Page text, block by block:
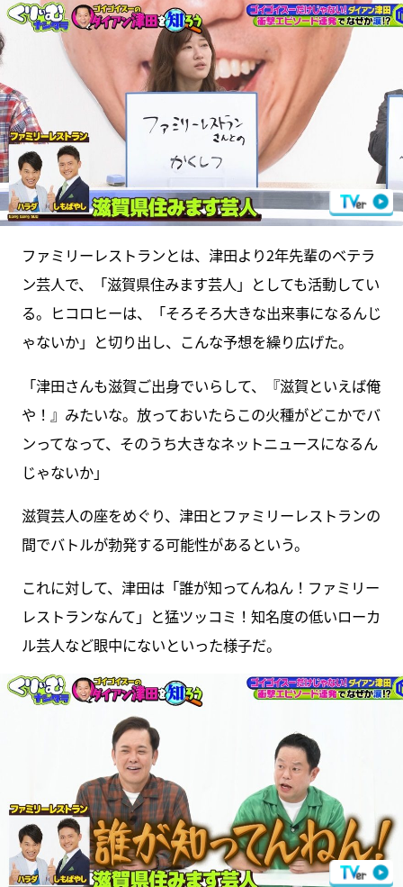
ファミリーレストランとは、津田より2年先輩のベテラ
ン芸人で、「滋賀県住みます芸人」としても活動してい
る。ヒコロヒーは、「そろそろ大きな出来事になるんじ
ゃないか」と切り出し、こんな予想を繰り広げた。
「津田さんも滋賀ご出身でいらして、『滋賀といえば俺
や！』みたいな。放っておいたらこの火種がどこかでバ
ンってなって、そのうち大きなネットニュースになるん
じゃないか」
滋賀芸人の座をめぐり、津田とファミリーレストランの
間でバトルが勃発する可能性があるという。
これに対して、津田は「誰が知ってんねん！ファミリー
レストランなんて」と猛ツッコミ！知名度の低いローカ
ル芸人など眼中にないといった様子だ。